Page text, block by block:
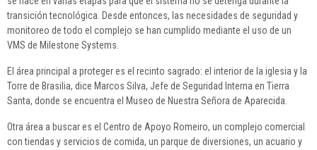
transición tecnológica. Desde entonces, las necesidades de seguridad y
monitoreo de todo el complejo se han cumplido mediante el uso de un
VMS de Milestone Systems.
El área principal a proteger es el recinto sagrado: el interior de la iglesia y la
Torre de Brasilia, dice Marcos Silva, Jefe de Seguridad Interna en Tierra
Santa, donde se encuentra el Museo de Nuestra Señora de Aparecida.
Otra área a buscar es el Centro de Apoyo Romeiro, un complejo comercial
con tiendas y servicios de comida, un parque de diversiones, un acuario y